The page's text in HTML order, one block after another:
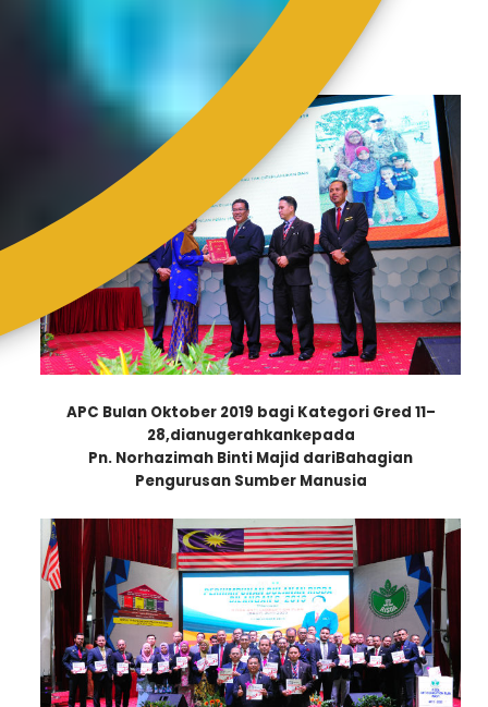
Bahagian Teknologi Maklumat.
APC Bulan Oktober 2019 bagi Kategori Gred 11–
28,dianugerahkankepada
Pn. Norhazimah Binti Majid dariBahagian
Pengurusan Sumber Manusia